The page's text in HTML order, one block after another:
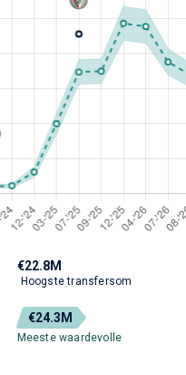
€22.8M
Hoogste transfersom
€24.3M
Meeste waardevolle